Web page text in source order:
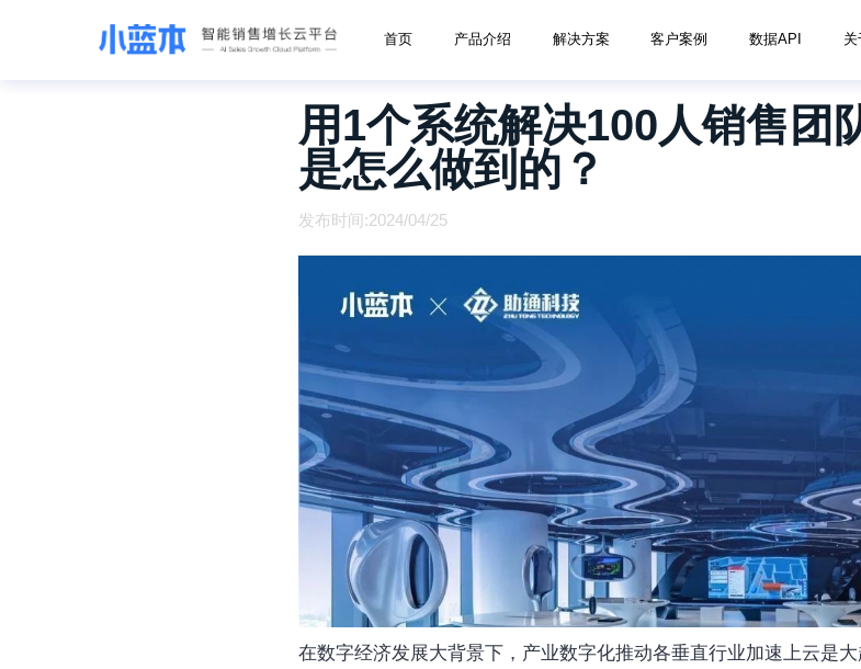
首页 产品介绍 解决方案 客户案例 数据API 关
用1个系统解决100人销售团
是怎么做到的？
发布时间:2024/04/25
在数字经济发展大背景下，产业数字化推动各垂直行业加速上云是大